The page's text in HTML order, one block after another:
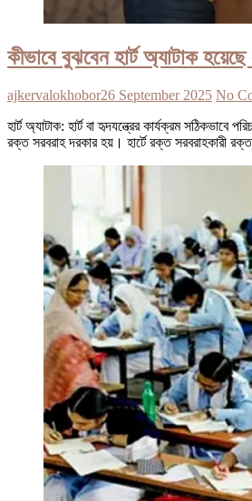
কীভাবে বুঝবেন হার্ট অ্যাটাক
ajkervalokhobor26 September 2025 No
হার্ট অ্যাটাক: হার্ট বা হৃদযন্ত্রের কার্যক্রম সঠিকভাবে
রক্ত সরবরাহ দরকার হয়। হার্টে রক্ত সরবরাহকারী